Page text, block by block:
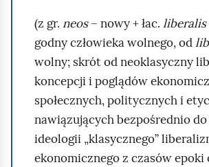
(z gr. neos– nowy + łac. liberalis
godny człowieka wolnego, od
wolny; skrót od neoklasyczny
koncepcji i poglądów
społecznych, politycznych i
nawiązujących bezpośrednio do
ideologii „klasycznego”
ekonomicznego z czasów epoki